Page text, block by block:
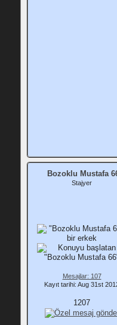
Bozoklu Mustafa
Stajyer
Mesajlar: 107
Kayıt tarihi: Aug 31st
1207